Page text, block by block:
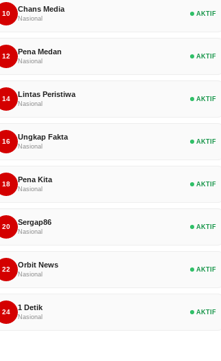
10
Chans Media
Nasional
AKTIF
12
Pena Medan
Nasional
AKTIF
14
Lintas Peristiwa
Nasional
AKTIF
16
Ungkap Fakta
Nasional
AKTIF
18
Pena Kita
Nasional
AKTIF
20
Sergap86
Nasional
AKTIF
22
Orbit News
Nasional
AKTIF
24
1 Detik
Nasional
AKTIF